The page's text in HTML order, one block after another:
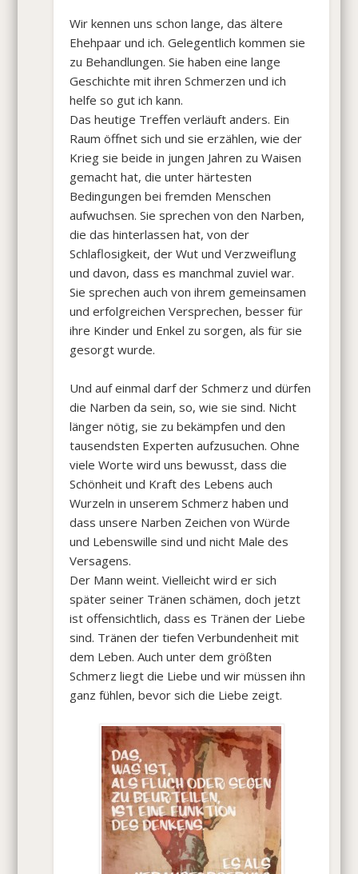
Wir kennen uns schon lange, das ältere
Ehehpaar und ich. Gelegentlich kommen sie
zu Behandlungen. Sie haben eine lange
Geschichte mit ihren Schmerzen und ich
helfe so gut ich kann.
Das heutige Treffen verläuft anders. Ein
Raum öffnet sich und sie erzählen, wie der
Krieg sie beide in jungen Jahren zu Waisen
gemacht hat, die unter härtesten
Bedingungen bei fremden Menschen
aufwuchsen. Sie sprechen von den Narben,
die das hinterlassen hat, von der
Schlaflosigkeit, der Wut und Verzweiflung
und davon, dass es manchmal zuviel war.
Sie sprechen auch von ihrem gemeinsamen
und erfolgreichen Versprechen, besser für
ihre Kinder und Enkel zu sorgen, als für sie
gesorgt wurde.
Und auf einmal darf der Schmerz und dürfen
die Narben da sein, so, wie sie sind. Nicht
länger nötig, sie zu bekämpfen und den
tausendsten Experten aufzusuchen. Ohne
viele Worte wird uns bewusst, dass die
Schönheit und Kraft des Lebens auch
Wurzeln in unserem Schmerz haben und
dass unsere Narben Zeichen von Würde
und Lebenswille sind und nicht Male des
Versagens.
Der Mann weint. Vielleicht wird er sich
später seiner Tränen schämen, doch jetzt
ist offensichtlich, dass es Tränen der Liebe
sind. Tränen der tiefen Verbundenheit mit
dem Leben. Auch unter dem größten
Schmerz liegt die Liebe und wir müssen ihn
ganz fühlen, bevor sich die Liebe zeigt.